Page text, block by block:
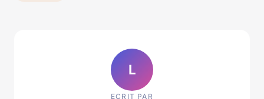
L
ECRIT PAR